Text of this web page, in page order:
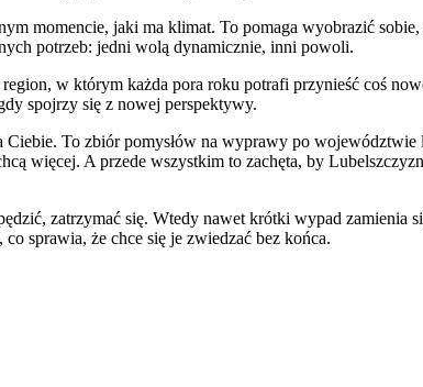
momencie, jaki ma klimat. To pomaga wyobrazić
potrzeb: jedni wolą dynamicznie, inni powoli.
w którym każda pora roku potrafi przynieść coś
spojrzy się z nowej perspektywy.
To zbiór pomysłów na wyprawy po
więcej. A przede wszystkim to zachęta, by
zatrzymać się. Wtedy nawet krótki wypad zamienia
sprawia, że chce się je zwiedzać bez końca.